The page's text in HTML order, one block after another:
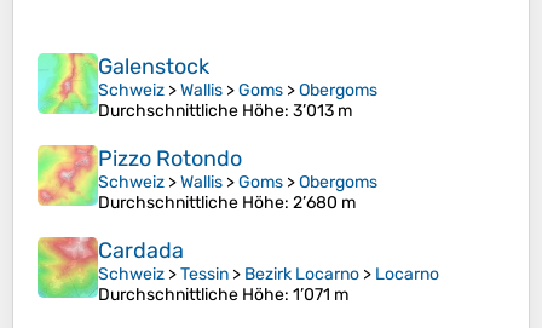
Galenstock
Schweiz >Wallis >Goms >Obergoms
Durchschnittliche Höhe: 3’013 m
Pizzo Rotondo
Schweiz >Wallis >Goms >Obergoms
Durchschnittliche Höhe: 2’680 m
Cardada
Schweiz >Tessin > Bezirk Locarno > Locarno
Durchschnittliche Höhe: 1’071 m